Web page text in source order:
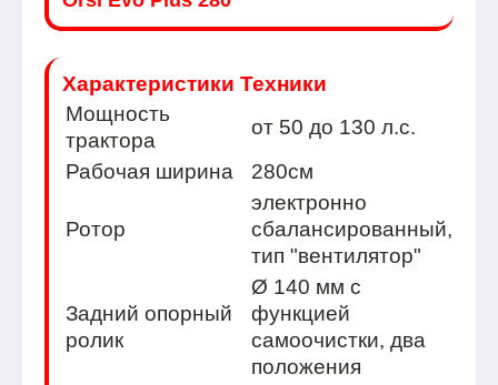
Характеристики Техники
Мощность
тракторa
от 50 до 130 л.с.
Рабочая ширина
280см
Ротор
электронно
сбалансированный,
тип "вентилятор"
Задний опорный
ролик
Ø 140 мм с
функцией
самоочистки, два
положения